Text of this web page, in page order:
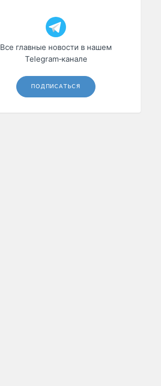
Все главные новости в нашем
Telegram‑канале
ПОДПИСАТЬСЯ